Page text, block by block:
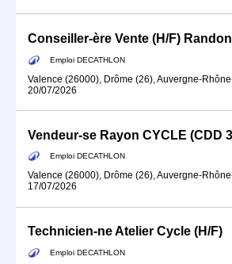
Emploi DECATHLON
Valence (26000), Drôme (26), Auvergne-
20/07/2026
Emploi DECATHLON
Valence (26000), Drôme (26), Auvergne-
17/07/2026
Technicien-ne Atelier Cycle (H/F)
Emploi DECATHLON